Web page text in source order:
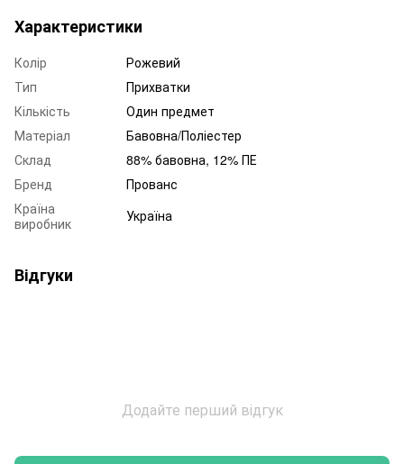
Характеристики
Колір
Рожевий
Тип
Прихватки
Кількість
Один предмет
Матеріал
Бавовна/Поліестер
Склад
88% бавовна, 12% ПЕ
Бренд
Прованс
Країна
виробник
Україна
Відгуки
Додайте перший відгук